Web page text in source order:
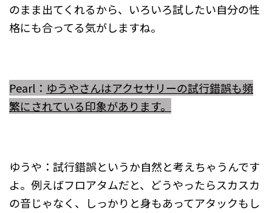
のまま出てくれるから、いろいろ試したい自分の性
格にも合ってる気がしますね。
Pearl： ゆうやさんはアクセサリーの試行錯誤も頻
繁にされている印象があります。
ゆうや：試行錯誤というか自然と考えちゃうんです
よ。例えばフロアタムだと、どうやったらスカスカ
の音じゃなく、しっかりと身もあってアタックもし